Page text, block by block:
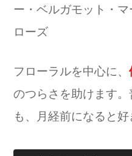
ー・ベルガモット・
ローズ
フローラルを中心に、
のつらさを助けます
も、月経前になると